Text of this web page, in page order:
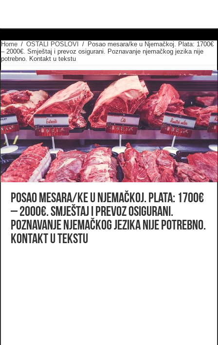
Home / OSTALI POSLOVI / Posao mesara/ke u Njemačkoj. Plata: 1700€
– 2000€. Smještaj i prevoz osigurani. Poznavanje njemačkog jezika nije
potrebno. Kontakt u tekstu
Posao mesara/ke u Njemačkoj. Plata: 1700€
– 2000€. Smještaj i prevoz osigurani.
Poznavanje njemačkog jezika nije potrebno.
Kontakt u tekstu